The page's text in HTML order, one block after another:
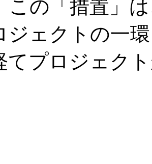
この「措置」
ジェクトの一
てプロジェク